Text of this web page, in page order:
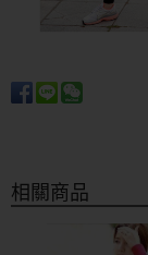
相關商品